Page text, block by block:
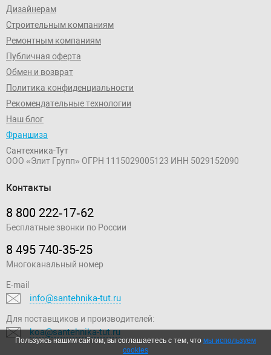
Дизайнерам
Строительным компаниям
Ремонтным компаниям
Публичная оферта
Обмен и возврат
Политика конфиденциальности
Рекомендательные технологии
Наш блог
Франшиза
Сантехника-Тут
ООО «Элит Групп» ОГРН 1115029005123 ИНН 5029152090
Контакты
8 800 222‑17‑62
Бесплатные звонки по России
8 495 740-35-25
Многоканальный номер
E-mail
info@santehnika-tut.ru
Для поставщиков и производителей:
koa@santehnika-tut.ru
Пользуясь нашим сайтом, вы соглашаетесь с тем, что мы используем
cookies